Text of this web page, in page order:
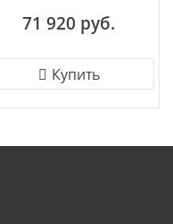
71 920 руб.
Купить